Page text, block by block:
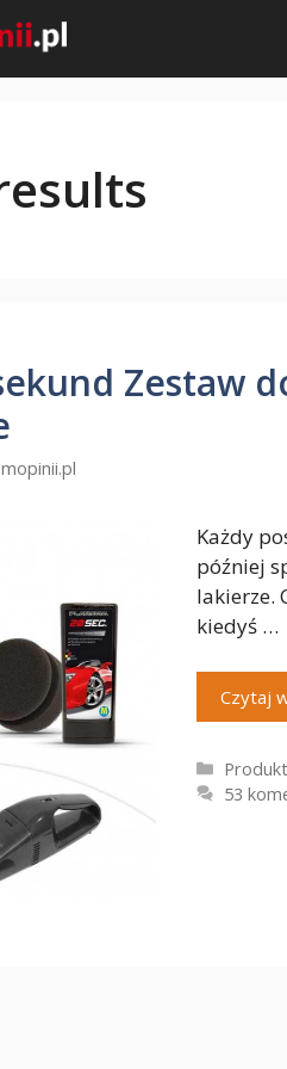
Zestaw
Każdy
później
lakierze.
kiedyś …
Czytaj
53